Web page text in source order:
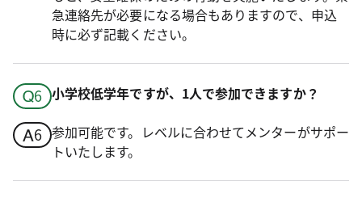
急連絡先が必要になる場合もありますので、申込
時に必ず記載ください。
小学校低学年ですが、1人で参加できますか？
参加可能です。レベルに合わせてメンターがサポー
トいたします。